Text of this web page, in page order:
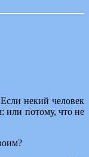
некий человек
или потому, что не